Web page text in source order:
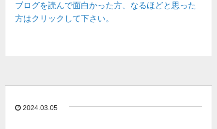
ブログを読んで面白かった方、なるほどと思った
方はクリックして下さい。
2024.03.05